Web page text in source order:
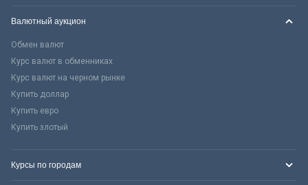
Валютный аукцион
Обмен валют
Курс валют в обменниках
Курс валют на черном рынке
Купить доллар
Купить евро
Купить злотый
Курсы по городам